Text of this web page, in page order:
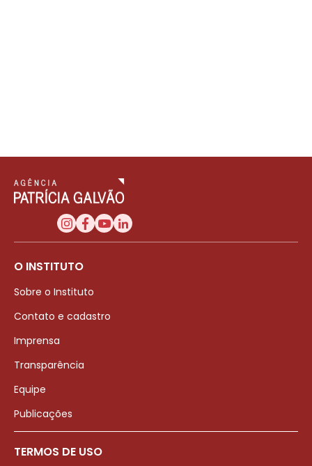
O INSTITUTO
Sobre o Instituto
Contato e cadastro
Imprensa
Transparência
Equipe
Publicações
TERMOS DE USO